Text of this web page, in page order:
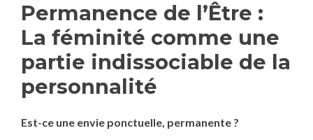
Permanence de l’Être :
La féminité comme une
partie indissociable de la
personnalité
Est-ce une envie ponctuelle, permanente ?